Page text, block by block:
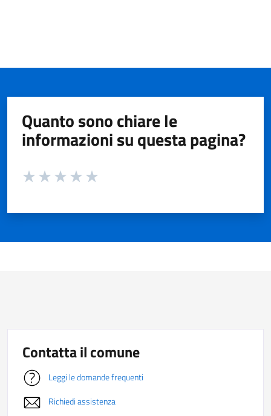
Quanto sono chiare le
informazioni su questa pagina?
Valuta da 1 a 5 stelle la pagina
Contatta il comune
Leggi le domande frequenti
Richiedi assistenza